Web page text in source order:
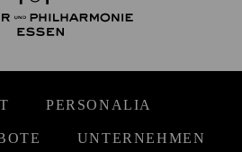
PERSONALIA
UNTERNEHMEN